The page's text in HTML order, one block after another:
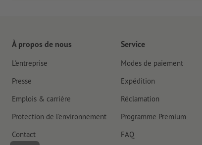
À propos de nous
L'entreprise
Presse
Emplois & carrière
Protection de l'environnement
Contact
Service
Modes de paiement
Expédition
Réclamation
Programme Premium
FAQ